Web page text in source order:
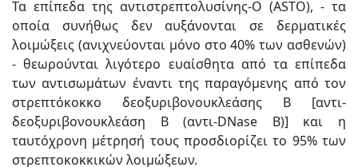
Τα επίπεδα της αντιστρεπτολυσίνης-Ο (ASTO), - τα
οποία συνήθως δεν αυξάνονται σε δερματικές
λοιμώξεις (ανιχνεύονται μόνο στο 40% των ασθενών)
- θεωρούνται λιγότερο ευαίσθητα από τα επίπεδα
των αντισωμάτων έναντι της παραγόμενης από τον
στρεπτόκοκκο δεοξυριβονουκλεάσης Β [αντι-
δεοξυριβονουκλεάση Β (αντι-DNase B)] και η
ταυτόχρονη μέτρησή τους προσδιορίζει το 95% των
στρεπτοκοκκικών λοιμώξεων.